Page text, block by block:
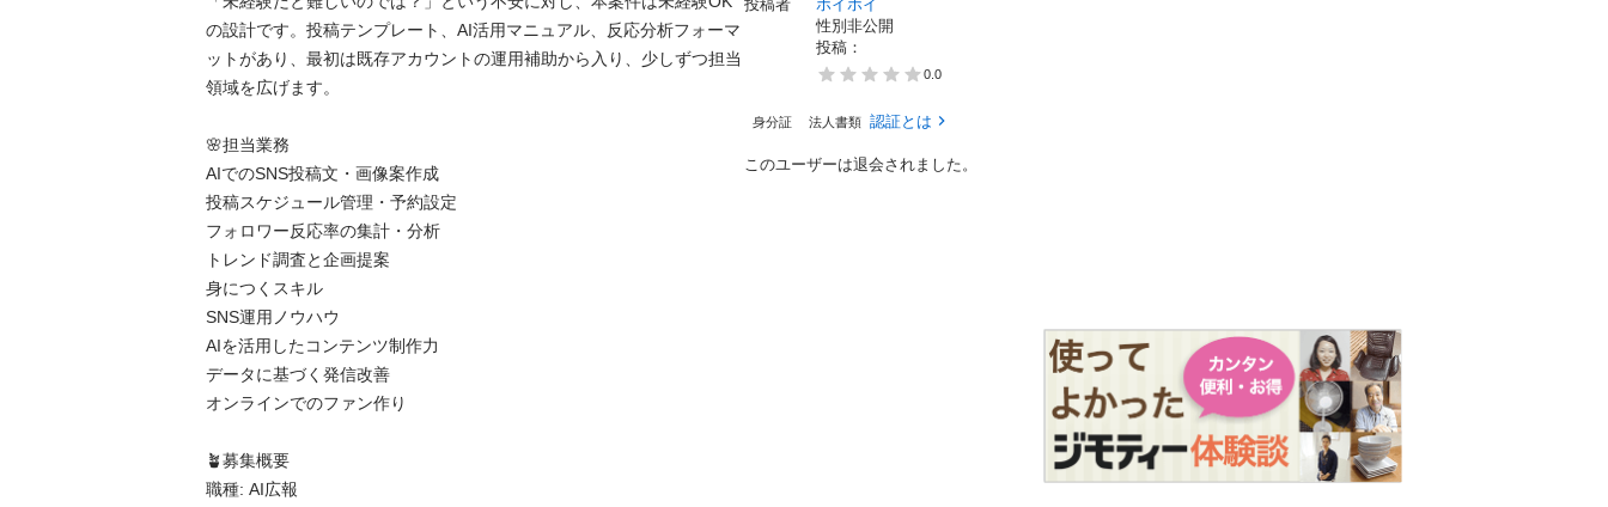
の設計です。投稿テンプレート、AI活用マニュアル、反応分析フォーマ
ットがあり、最初は既存アカウントの運用補助から入り、少しずつ担当
領域を広げます。
🌸​担当業務
​AIでのSNS投稿文・画像案作成
​投稿スケジュール管理・予約設定
​フォロワー反応率の集計・分析
​トレンド調査と企画提案
​身につくスキル
​SNS運用ノウハウ
​AIを活用したコンテンツ制作力
​データに基づく発信改善
​オンラインでのファン作り
🪴​募集概要
​職種: AI広報
投稿者
ホイホイ
性別非公開
投稿：
0.0
身分証 法人書類 認証とは
このユーザーは退会されました。